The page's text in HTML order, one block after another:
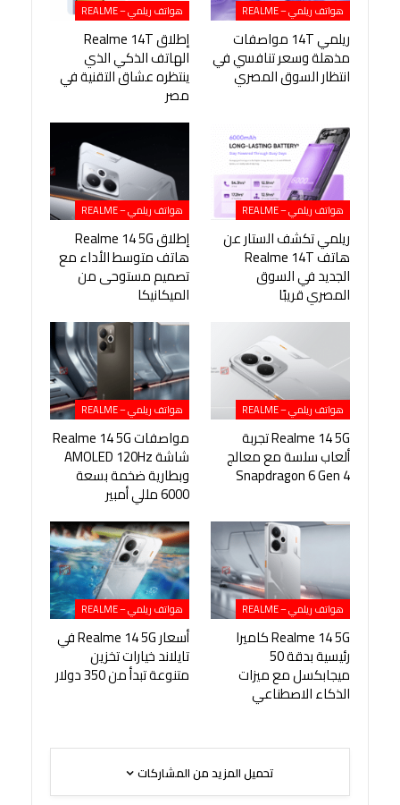
هواتف ريلمي – REALME
ريلمي 14T مواصفات
مذهلة وسعر تنافسي في
انتظار السوق المصري
هواتف ريلمي – REALME
إطلاق Realme 14T
الهاتف الذكي الذي
ينتظره عشاق التقنية في
مصر
هواتف ريلمي – REALME
ريلمي تكشف الستار عن
هاتف Realme 14T
الجديد في السوق
المصري قريبًا
هواتف ريلمي – REALME
إطلاق Realme 14 5G
هاتف متوسط الأداء مع
تصميم مستوحى من
الميكانيكا
هواتف ريلمي – REALME
Realme 14 5G تجربة
ألعاب سلسة مع معالج
Snapdragon 6 Gen 4
هواتف ريلمي – REALME
مواصفات Realme 14 5G
شاشة AMOLED 120Hz
وبطارية ضخمة بسعة
6000 مللي أمبير
هواتف ريلمي – REALME
Realme 14 5G كاميرا
رئيسية بدقة 50
ميجابكسل مع ميزات
الذكاء الاصطناعي
هواتف ريلمي – REALME
أسعار Realme 14 5G في
تايلاند خيارات تخزين
متنوعة تبدأ من 350 دولار
تحميل المزيد من المشاركات